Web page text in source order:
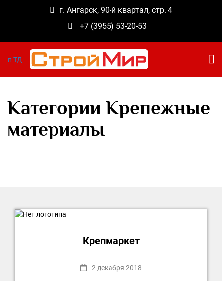
г. Ангарск, 90-й квартал, стр. 4
+7 (3955) 53-20-53
Категории Крепежные
материалы
Крепмаркет
2 декабря 2018